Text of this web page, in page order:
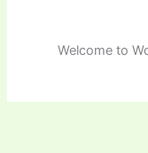
Welcome to